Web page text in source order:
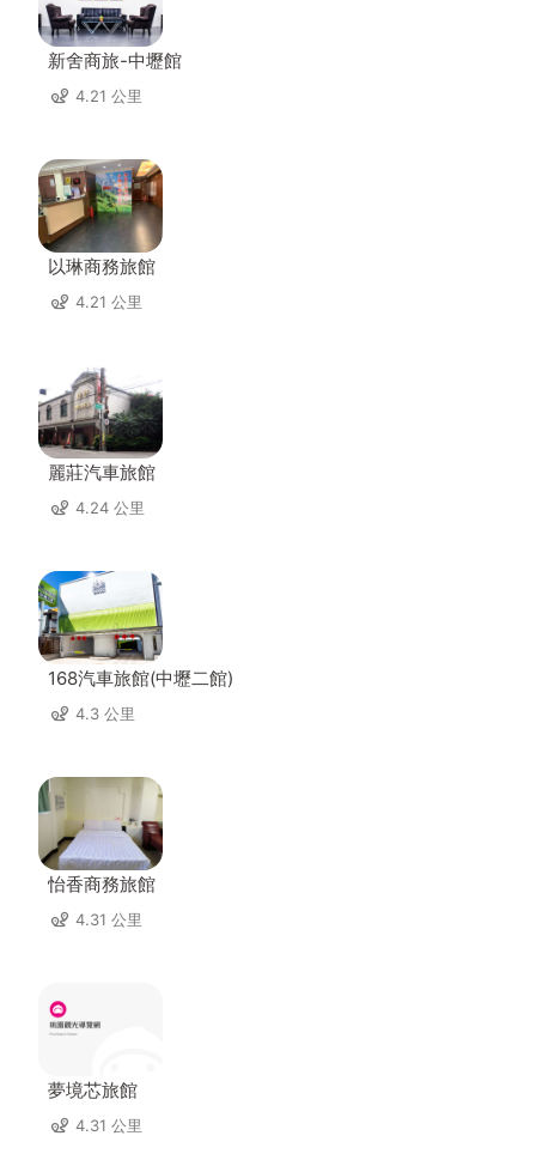
新舍商旅-中壢館
4.21 公里
以琳商務旅館
4.21 公里
麗莊汽車旅館
4.24 公里
168汽車旅館(中壢二館)
4.3 公里
怡香商務旅館
4.31 公里
夢境芯旅館
4.31 公里